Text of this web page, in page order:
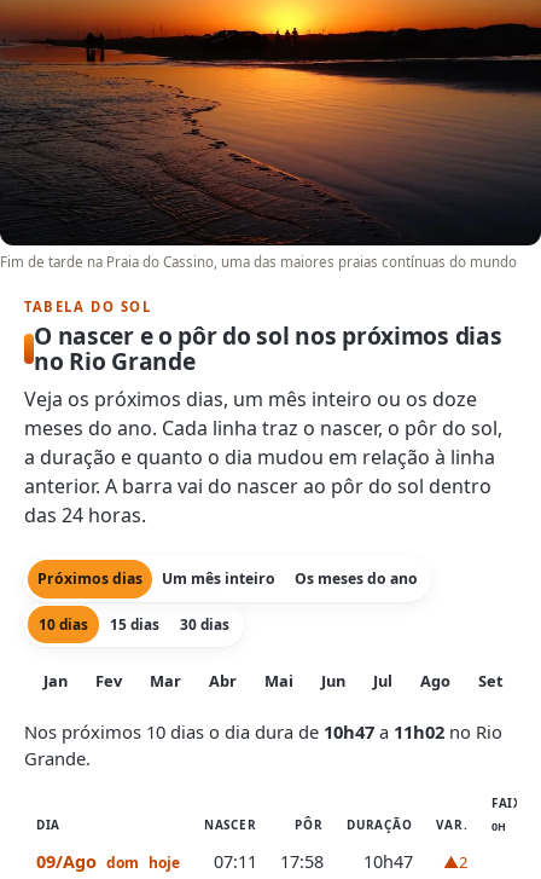
Fim de tarde na Praia do Cassino, uma das maiores praias contínuas do mundo
TABELA DO SOL
O nascer e o pôr do sol nos próximos dias
no Rio Grande
Veja os próximos dias, um mês inteiro ou os doze
meses do ano. Cada linha traz o nascer, o pôr do sol,
a duração e quanto o dia mudou em relação à linha
anterior. A barra vai do nascer ao pôr do sol dentro
das 24 horas.
Próximos dias Um mês inteiro Os meses do ano
10 dias 15 dias 30 dias
Jan Fev Mar Abr Mai Jun Jul Ago Set
Nos próximos 10 dias o dia dura de 10h47 a 11h02 no Rio
Grande.
DIA NASCER PÔR DURAÇÃO VAR.
FAIXA
0H
09/Ago dom hoje 07:11 17:58 10h47 ▲2